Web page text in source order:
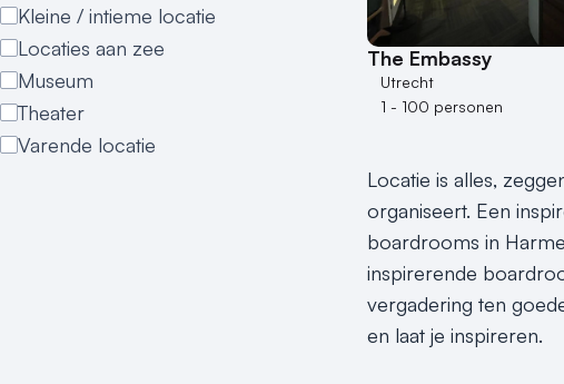
Kleine / intieme locatie
Locaties aan zee
Museum
Theater
Varende locatie
The Embassy
Utrecht
1 - 100 personen
Locatie is alles,
organiseert. Een
boardrooms in
inspirerende
vergadering ten
en laat je inspireren.